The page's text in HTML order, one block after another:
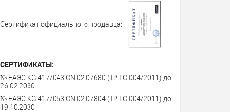
Сертификат официального продавца:
СЕРТИФИКАТЫ:
№ ЕАЭС KG 417/043.CN.02.07680 (ТР ТС 004/2011) до
26.02.2030
№ ЕАЭС KG 417/053.CN.02.07804 (ТР ТС 004/2011) до
19.10.2030